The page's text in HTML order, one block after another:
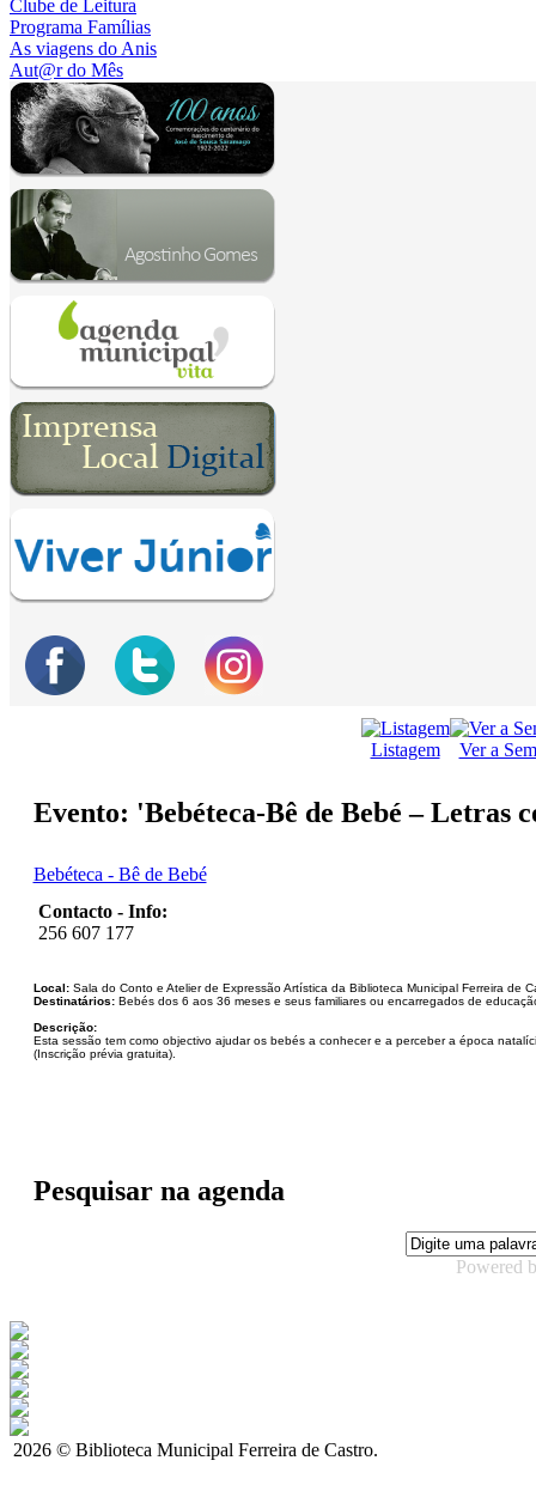
Clube de Leitura
Programa Famílias
As viagens do Anis
Aut@r do Mês
Listagem Ver a
Evento: 'Bebéteca-Bê de Bebé – Letras
Bebéteca - Bê de Bebé
Contacto - Info:
256 607 177
Local: Sala do Conto e Atelier de Expressão Artística da Biblioteca Municipal Ferreira de
Destinatários: Bebés dos 6 aos 36 meses e seus familiares ou encarregados de
Descrição:
Esta sessão tem como objectivo ajudar os bebés a conhecer e a perceber a época
(Inscrição prévia gratuita).
Pesquisar na agenda
Powered
2026 © Biblioteca Municipal Ferreira de Castro.